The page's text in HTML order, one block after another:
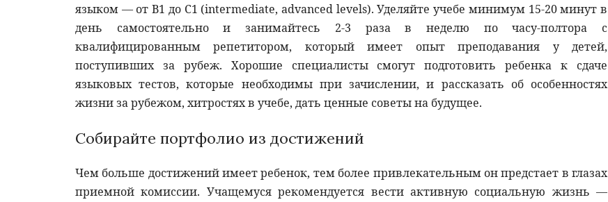
языком — от B1 до C1 (intermediate, advanced levels). Уделяйте учебе минимум 15-20 минут в
день самостоятельно и занимайтесь 2-3 раза в неделю по часу-полтора с
квалифицированным репетитором, который имеет опыт преподавания у детей,
поступивших за рубеж. Хорошие специалисты смогут подготовить ребенка к сдаче
языковых тестов, которые необходимы при зачислении, и рассказать об особенностях
жизни за рубежом, хитростях в учебе, дать ценные советы на будущее.
Собирайте портфолио из достижений
Чем больше достижений имеет ребенок, тем более привлекательным он предстает в глазах
приемной комиссии. Учащемуся рекомендуется вести активную социальную жизнь —